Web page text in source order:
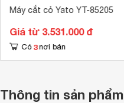
Máy cắt cỏ Yato YT-85205
Giá từ 3.531.000 đ
Có 3 nơi bán
Thông tin sản phẩm